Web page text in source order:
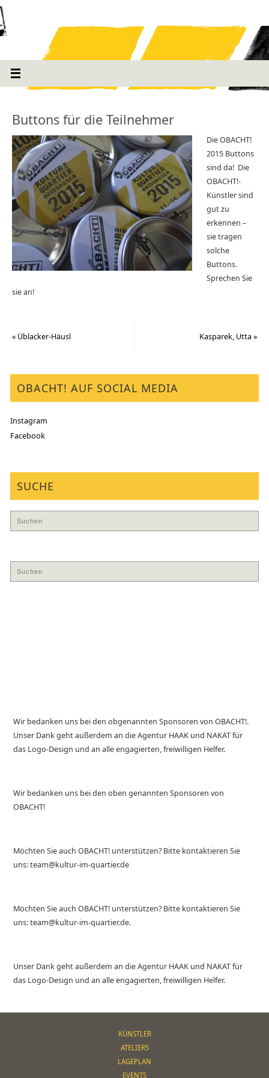
Buttons für die Teilnehmer
Die OBACHT!
2015 Buttons
sind da! Die
OBACHT!-
Künstler sind
gut zu
erkennen –
sie tragen
solche
Buttons.
Sprechen Sie
sie an!
«Üblacker-Häusl Kasparek, Utta»
OBACHT! AUF SOCIAL MEDIA
Instagram
Facebook
SUCHE
Wir bedanken uns bei den obgenannten Sponsoren von OBACHT!.
Unser Dank geht außerdem an die Agentur HAAK und NAKAT für
das Logo-Design und an alle engagierten, freiwilligen Helfer.
Wir bedanken uns bei den oben genannten Sponsoren von
OBACHT!
Möchten Sie auch OBACHT! unterstützen? Bitte kontaktieren Sie
uns: team@kultur-im-quartier.de
Möchten Sie auch OBACHT! unterstützen? Bitte kontaktieren Sie
uns: team@kultur-im-quartier.de.
Unser Dank geht außerdem an die Agentur HAAK und NAKAT für
das Logo-Design und an alle engagierten, freiwilligen Helfer.
KÜNSTLER
ATELIERS
LAGEPLAN
EVENTS